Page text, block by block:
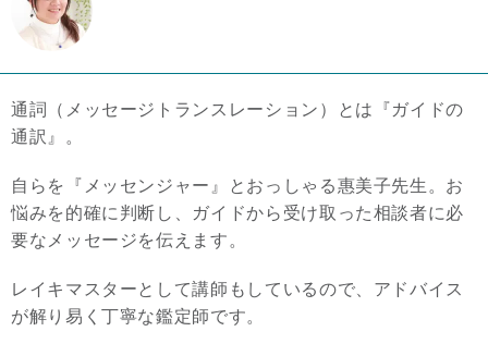
通詞（メッセージトランスレーション）とは『ガイドの
通訳』。
自らを『メッセンジャー』とおっしゃる惠美子先生。お
悩みを的確に判断し、ガイドから受け取った相談者に必
要なメッセージを伝えます。
レイキマスターとして講師もしているので、アドバイス
が解り易く丁寧な鑑定師です。